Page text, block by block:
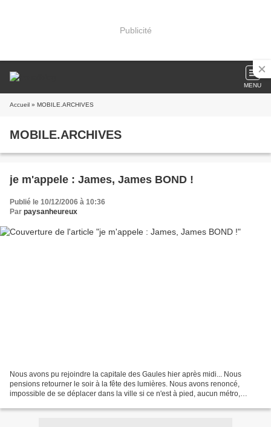
Publicité
MENU
Accueil » MOBILE.ARCHIVES
MOBILE.ARCHIVES
je m'appele : James, James BOND !
Publié le 10/12/2006 à 10:36
Par paysanheureux
Nous avons pu rejoindre la capitale des Gaules hier après midi... Nous
pensions retourner le soir à la fête des lumières. Nous avons renoncé,
impossible de se déplacer dans la ville si ce n'est à pied, aucun métro,